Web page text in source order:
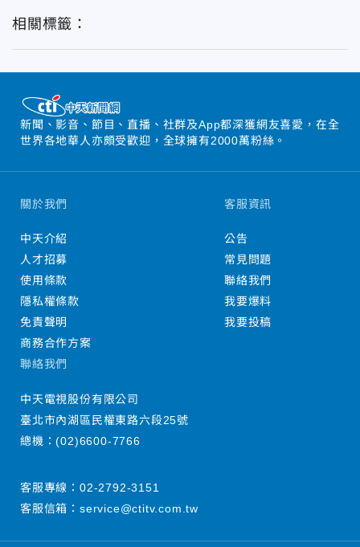
相關標籤：
新聞、影音、節目、直播、社群及App都深獲網友喜愛，在全
世界各地華人亦頗受歡迎，全球擁有2000萬粉絲。
關於我們
中天介紹
人才招募
使用條款
隱私權條款
免責聲明
商務合作方案
客服資訊
公告
常見問題
聯絡我們
我要爆料
我要投稿
聯絡我們
中天電視股份有限公司
臺北市內湖區民權東路六段25號
總機：(02)6600-7766
客服專線： 02-2792-3151
客服信箱： service@ctitv.com.tw